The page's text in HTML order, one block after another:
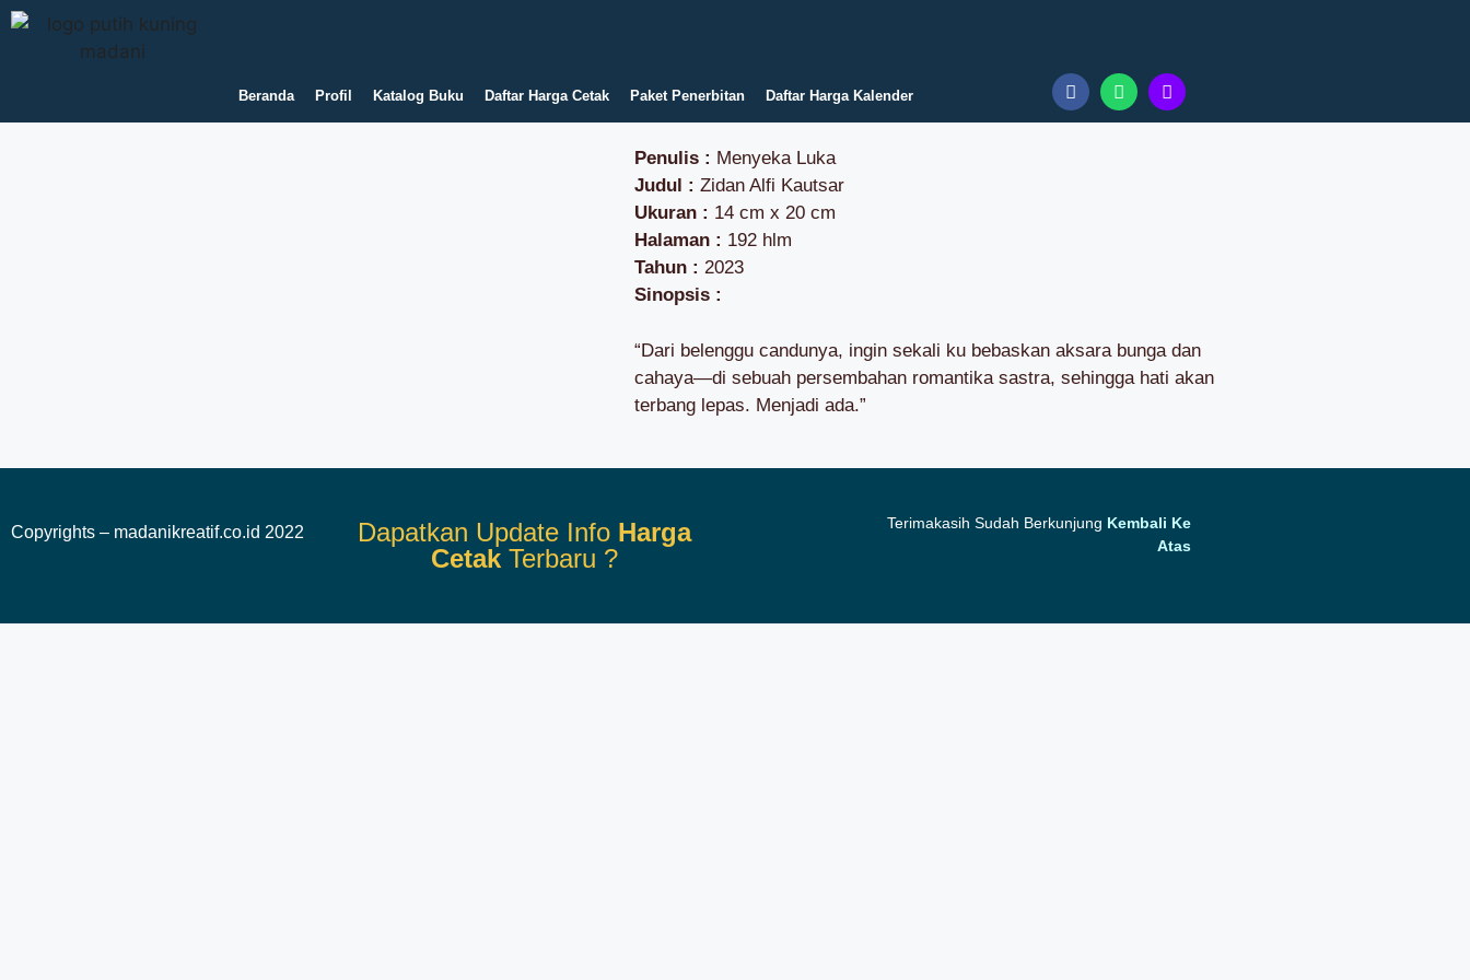
Beranda Profil Katalog Buku Daftar Harga Cetak Paket Penerbitan Daftar Harga Kalender
Penulis : Menyeka Luka
Judul : Zidan Alfi Kautsar
Ukuran : 14 cm x 20 cm
Halaman : 192 hlm
Tahun : 2023
Sinopsis :
“Dari belenggu candunya, ingin sekali ku bebaskan aksara bunga dan
cahaya—di sebuah persembahan romantika sastra, sehingga hati akan
terbang lepas. Menjadi ada.”
Copyrights – madanikreatif.co.id 2022 Dapatkan Update Info Harga
Cetak Terbaru ?
Terimakasih Sudah Berkunjung Kembali Ke
Atas